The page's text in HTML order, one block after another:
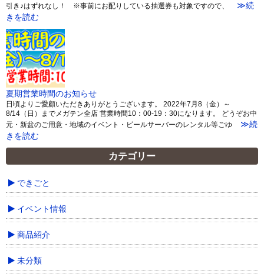
引き♪はずれなし！ ※事前にお配りしている抽選券も対象ですので、
≫続
きを読む
夏期営業時間のお知らせ
日頃よりご愛顧いただきありがとうございます。 2022年7月8（金）～
8/14（日）までメガテン全店 営業時間10：00-19：30になります。 どうぞお中
元・新盆のご用意・地域のイベント・ビールサーバーのレンタル等ごゆ
≫続
きを読む
カテゴリー
できごと
イベント情報
商品紹介
未分類